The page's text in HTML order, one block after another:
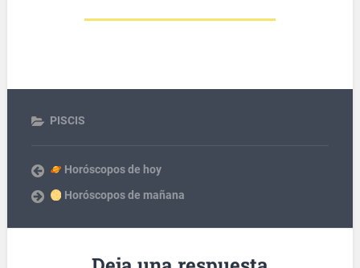
PISCIS
Horóscopos de hoy
Horóscopos de mañana